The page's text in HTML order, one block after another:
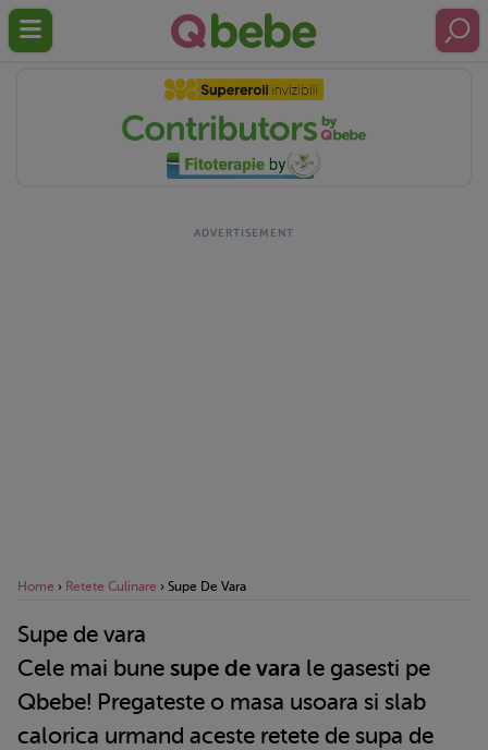
Home › Retete Culinare › Supe De Vara
Supe de vara
Cele mai bune supe de vara le gasesti pe
Qbebe! Pregateste o masa usoara si slab
calorica urmand aceste retete de supa de